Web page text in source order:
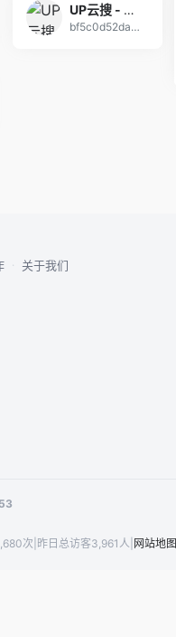
UP云搜 - 最全阿里云盘资源搜索神器
bf5c0d52da&quot; /&gt;
· 关于我们
次 昨日总访客3,961人 网站地图